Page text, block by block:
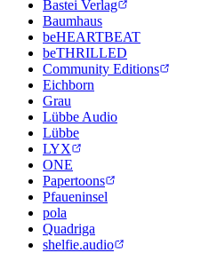
Bastei Verlag
Baumhaus
beHEARTBEAT
beTHRILLED
Community Editions
Eichborn
Grau
Lübbe Audio
Lübbe
LYX
ONE
Papertoons
Pfaueninsel
pola
Quadriga
shelfie.audio